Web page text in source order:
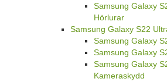
Samsung Galaxy
Hörlurar
Samsung Galaxy S22
Samsung Galaxy
Samsung Galaxy
Samsung Galaxy
Kameraskydd